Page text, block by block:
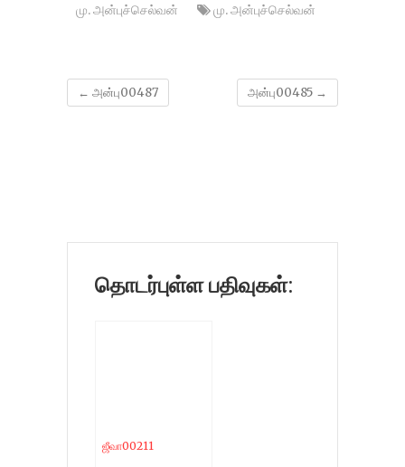
மு. அன்புச்செல்வன்
மு. அன்புச்செல்வன்
← அன்பு00487 அன்பு00485 →
தொடர்புள்ள பதிவுகள்:
ஜீவா00211